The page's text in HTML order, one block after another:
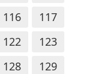
116
117
122
123
128
129